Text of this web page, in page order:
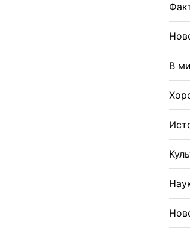
В